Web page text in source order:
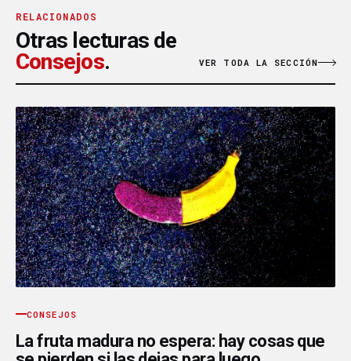
RELACIONADOS
Otras lecturas de
Consejos. VER TODA LA SECCIÓN
CONSEJOS
La fruta madura no espera: hay cosas que